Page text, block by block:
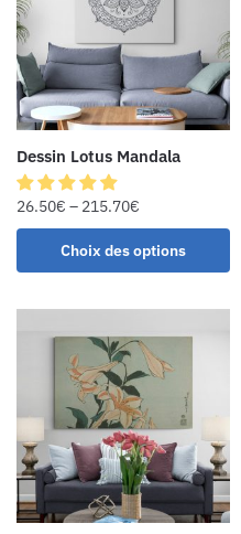
Dessin Lotus Mandala
26.50€ – 215.70€
Choix des options